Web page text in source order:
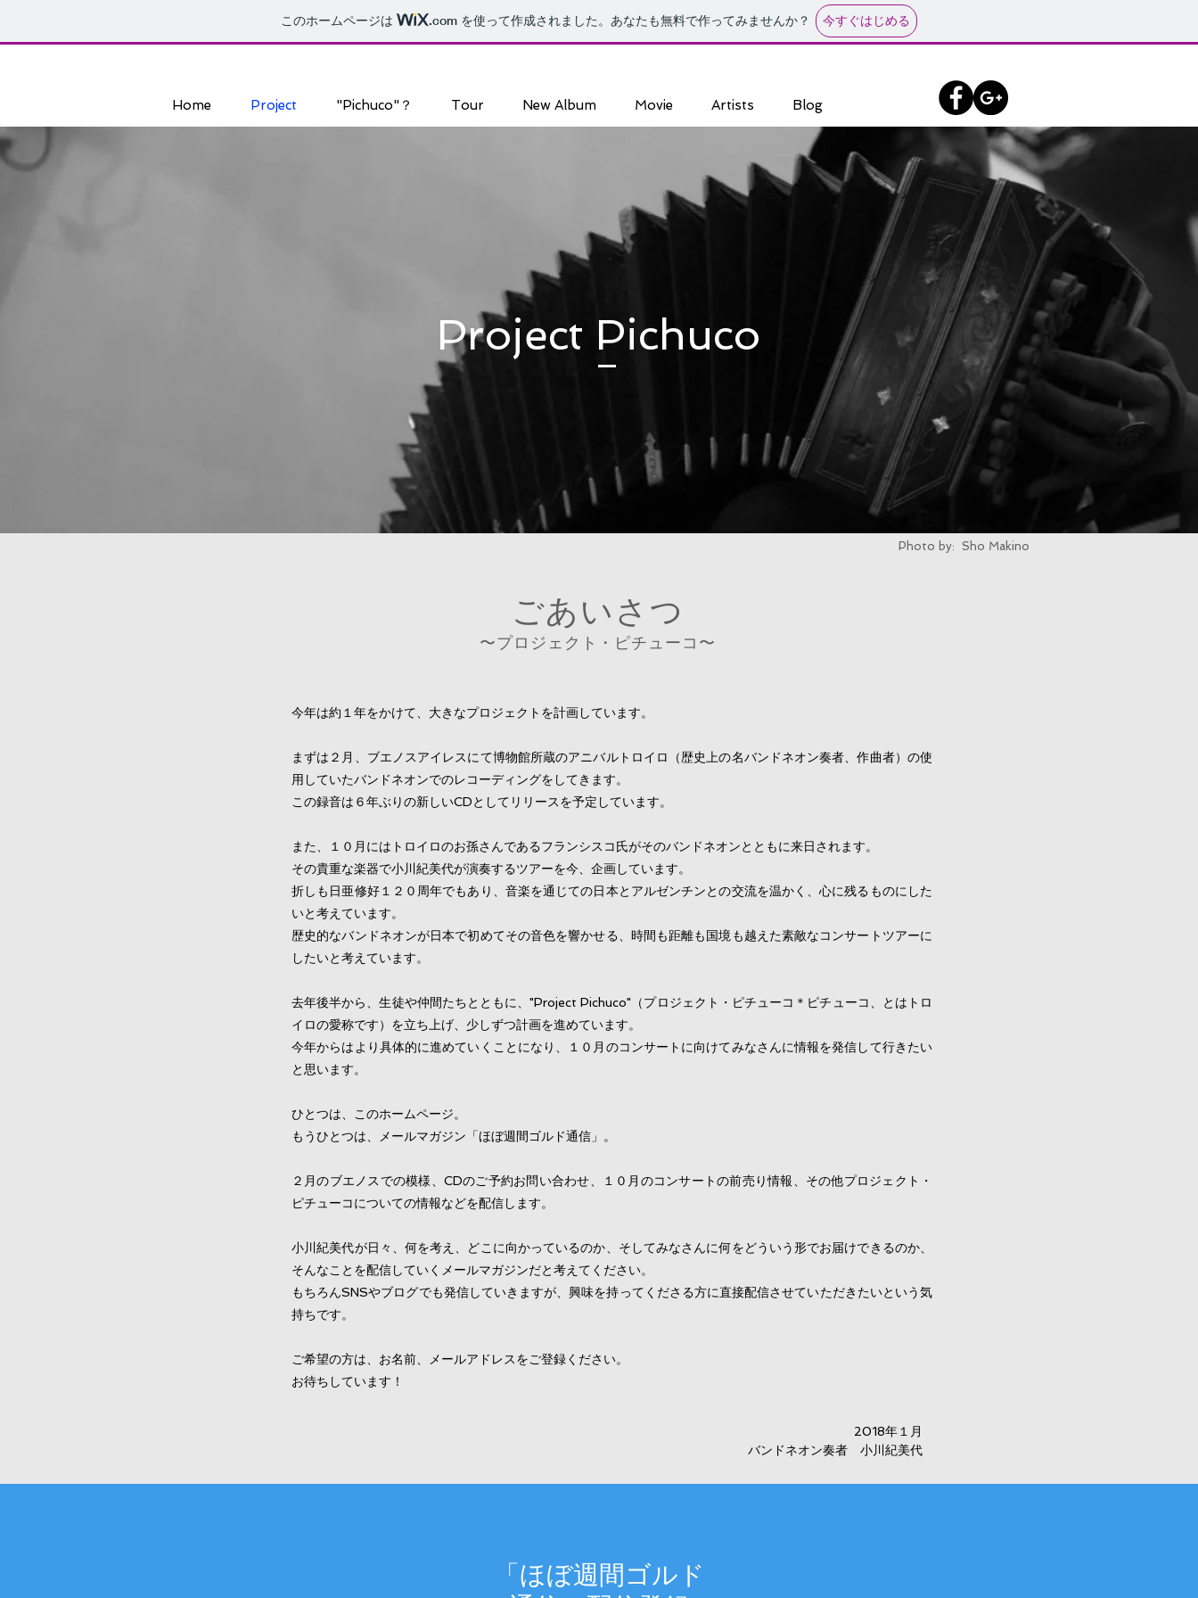
このホームページは .com を使って作成されました。あなたも無料で作ってみませんか？ 今すぐはじめる
Home Project "Pichuco"？ Tour New Album Movie Artists Blog
Project Pichuco
Photo by: Sho Makino
ごあいさつ
〜プロジェクト・ピチュ ーコ〜
今年は約１年をかけて、大きなプロジェクトを計画しています。
まずは２月、ブエノスアイレスにて博物館所蔵のアニバルトロイロ（歴史上の名バンドネオン奏者、作曲者）の使
用していたバンドネオンでのレコーディングをしてきます。
この録音は６年ぶりの新しいCDとしてリリースを予定しています。
また、１０月にはトロイロのお孫さんであるフランシスコ氏がそのバンドネオンとともに来日されます。
その貴重な楽器で小川紀美代が演奏するツアーを今、企画しています。
折しも日亜修好１２０周年でもあり、音楽を通じての日本とアルゼンチンとの交流を温かく、心に残るものにした
いと考えています。
歴史的なバンドネオンが日本で初めてその音色を響かせる、時間も距離も国境も越えた素敵なコンサートツアーに
したいと考えています。
去年後半から、生徒や仲間たちとともに、"Project Pichuco"（プロジェクト・ピチューコ＊ピチューコ、とはトロ
イロの愛称です）を立ち上げ、少しずつ計画を進めています。
今年からはより具体的に進めていくことになり、１０月のコンサートに向けてみなさんに情報を発信して行きたい
と思います。
ひとつは、このホームページ。
​もうひとつは、メールマガジン「ほぼ週間ゴルド通信」。
２月のブエノスでの模様、CDのご予約お問い合わせ、１０月のコンサートの前売り情報、その他プロジェクト・
ピチューコについての情報などを配信します。
小川紀美代が日々、何を考え、どこに向かっているのか、そしてみなさんに何をどういう形でお届けできるのか、
そんなことを配信していくメールマガジンだと考えてください。
もちろんSNSやブログでも発信していきますが、興味を持ってくださる方に直接配信させていただきたいという気
持ちです。
ご希望の方は、お名前、メールアドレスをご登録ください。
お待ちしています！
2018年１月
バンドネオン奏者 小川紀美代
「ほぼ週間ゴルド